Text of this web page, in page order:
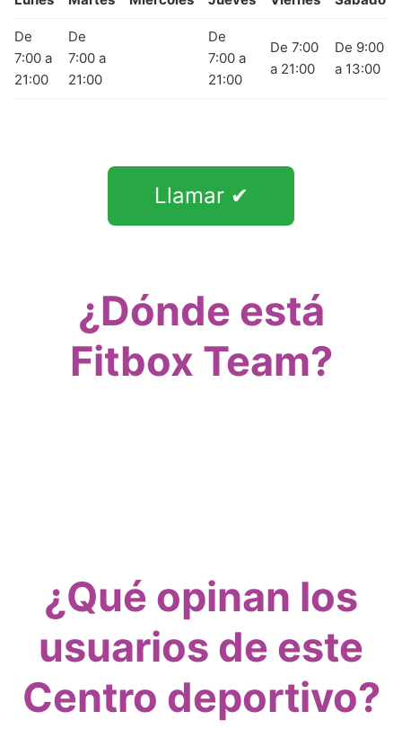
De
7:00 a
21:00
De
7:00 a
21:00
De
7:00 a
21:00
De 7:00
a 21:00
De 9:00
a 13:00
Llamar ✔
¿Dónde está
Fitbox Team?
¿Qué opinan los
usuarios de este
Centro deportivo?